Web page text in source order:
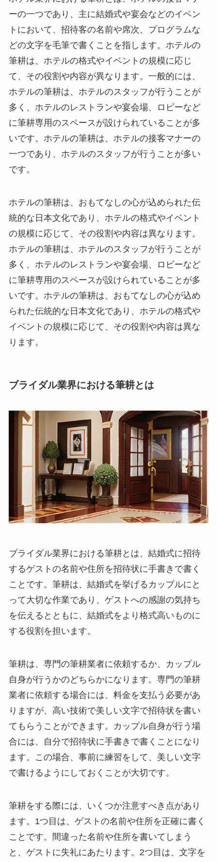
ーの一つであり、主に結婚式や宴会などのイベン
トにおいて、招待客の名前や席次、プログラムな
どの文字を毛筆で書くことを指します。ホテルの
筆耕は、ホテルの格式やイベントの規模に応じ
て、その役割や内容が異なります。一般的には、
ホテルの筆耕は、ホテルのスタッフが行うことが
多く、ホテルのレストランや宴会場、ロビーなど
に筆耕専用のスペースが設けられていることが多
いです。ホテルの筆耕は、ホテルの接客マナーの
一つであり、ホテルのスタッフが行うことが多い
です。
ホテルの筆耕は、おもてなしの心が込められた伝
統的な日本文化であり、ホテルの格式やイベント
の規模に応じて、その役割や内容は異なります。
ホテルの筆耕は、ホテルのスタッフが行うことが
多く、ホテルのレストランや宴会場、ロビーなど
に筆耕専用のスペースが設けられていることが多
いです。ホテルの筆耕は、おもてなしの心が込め
られた伝統的な日本文化であり、ホテルの格式や
イベントの規模に応じて、その役割や内容は異な
ります。
ブライダル業界における筆耕とは
ブライダル業界における筆耕とは、 結婚式に招待
するゲストの名前や住所を招待状に手書きで書く
こと です。筆耕は、結婚式を挙げるカップルにと
って大切な作業であり、ゲストへの感謝の気持ち
を伝えるとともに、結婚式をより格式高いものに
する役割を担います。
筆耕は、専門の筆耕業者に依頼するか、カップル
自身が行うかのどちらかになります。専門の筆耕
業者に依頼する場合には、料金を支払う必要があ
りますが、高い技術で美しい文字で招待状を書い
てもらうことができます。カップル自身が行う場
合には、自分で招待状に手書きで書くことになり
ます。この場合、事前に練習をして、美しい文字
で書けるようにしておくことが大切です。
筆耕をする際には、いくつか注意すべき点があり
ます。 1つ目は、ゲストの名前や住所を正確に書く
こと です。間違った名前や住所を書いてしまう
と、ゲストに失礼にあたります。2つ目は、文字を